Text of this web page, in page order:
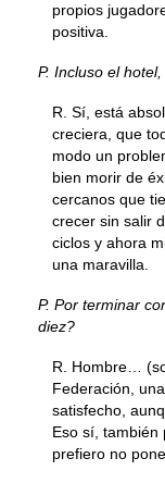
propios
positiva.
P. Incluso el
R. Sí, está
creciera, que
modo un
bien morir de
cercanos que
crecer sin salir
ciclos y ahora
una maravilla.
P. Por terminar
diez?
R. Hombre…
Federación,
satisfecho,
Eso sí, también
prefiero no